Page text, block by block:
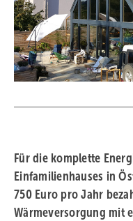
Für die komplette
Einfamilienhauses in
750 Euro pro Jahr
Wärmeversorgung mit